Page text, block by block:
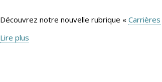
Découvrez notre nouvelle rubrique « Carrières
Lire plus